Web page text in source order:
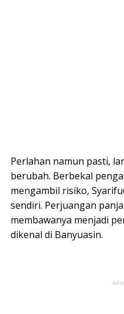
Perlahan namun pasti,
berubah. Berbekal
mengambil risiko,
sendiri. Perjuangan
membawanya menjadi
dikenal di Banyuasin.